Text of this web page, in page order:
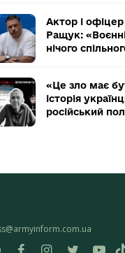
Актор і
Ращук:
нічого
«Це зло має
історія
російський